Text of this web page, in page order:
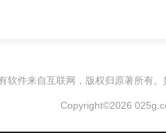
软件来自互联网，版权归原著所有
Copyright©2026